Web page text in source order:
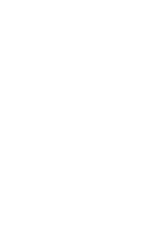
an Privatversicherte und/oder
rufen Sie uns an oder schicken Sie uns